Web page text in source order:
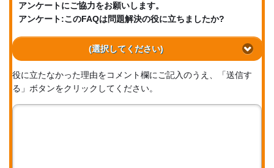
アンケートにご協力をお願いします。
アンケート:このFAQは問題解決の役に立ちましたか?
(選択してください)
役に立たなかった理由をコメント欄にご記入のうえ、「送信す
る」ボタンをクリックしてください。